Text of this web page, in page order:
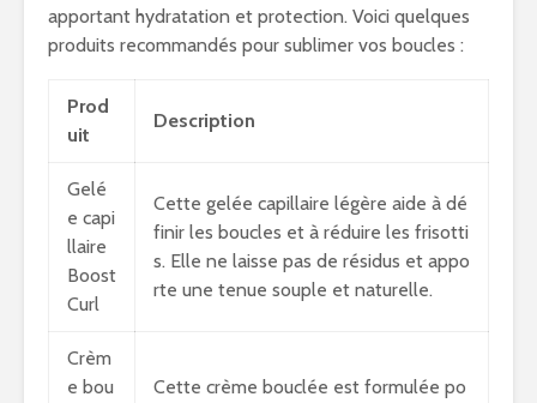
apportant hydratation et protection. Voici quelques
produits recommandés pour sublimer vos boucles :
Prod
uit
Description
Gelé
e capi
llaire
Boost
Curl
Cette gelée capillaire légère aide à dé
finir les boucles et à réduire les frisotti
s. Elle ne laisse pas de résidus et appo
rte une tenue souple et naturelle.
Crèm
e bou
Cette crème bouclée est formulée po